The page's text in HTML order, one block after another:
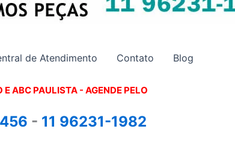
de Atendimento Contato Blog
E ABC PAULISTA - AGENDE PELO
- 11 96231-1982